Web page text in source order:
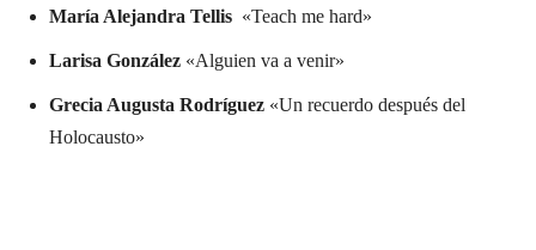
María Alejandra Tellis «Teach me hard»
Larisa González «Alguien va a venir»
Grecia Augusta Rodríguez «Un recuerdo después del
Holocausto»